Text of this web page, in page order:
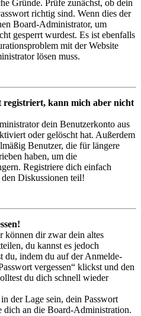
Gründe. Prüfe zunächst, ob dein
richtig sind. Wenn dies der
Board-Administrator, um
gesperrt wurdest. Es ist ebenfalls
mit der Website
lösen muss.
registriert, kann mich aber nicht
dein Benutzerkonto aus
oder gelöscht hat. Außerdem
Benutzer, die für längere
haben, um die
Registriere dich einfach
Diskussionen teil!
können dir zwar dein altes
du kannst es jedoch
du, indem du auf der Anmelde-
vergessen“ klickst und den
du dich schnell wieder
der Lage sein, dein Passwort
dich an die Board-Administration.